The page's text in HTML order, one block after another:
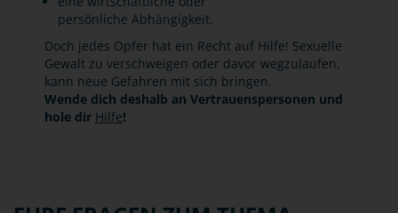
persönliche Abhängigkeit.
Doch jedes Opfer hat ein Recht auf Hilfe! Sexuelle
Gewalt zu verschweigen oder davor wegzulaufen,
kann neue Gefahren mit sich bringen.
Wende dich deshalb an Vertrauenspersonen und
hole dir Hilfe!